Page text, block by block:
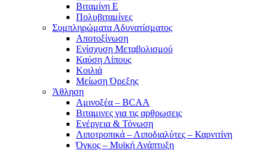
Βιταμίνη E
Πολυβιταμίνες
Συμπληρώματα Αδυνατίσματος
Αποτοξίνωση
Ενίσχυση Μεταβολισμού
Καύση Λίπους
Κοιλιά
Μείωση Όρεξης
Άθληση
Αμινοξέα – BCAA
Βιταμινες για τις αρθρωσεις
Ενέργεια & Τόνωση
Λιποτροπικά – Λιποδιαλύτες – Καρνιτίνη
Όγκος – Μυϊκή Ανάπτυξη